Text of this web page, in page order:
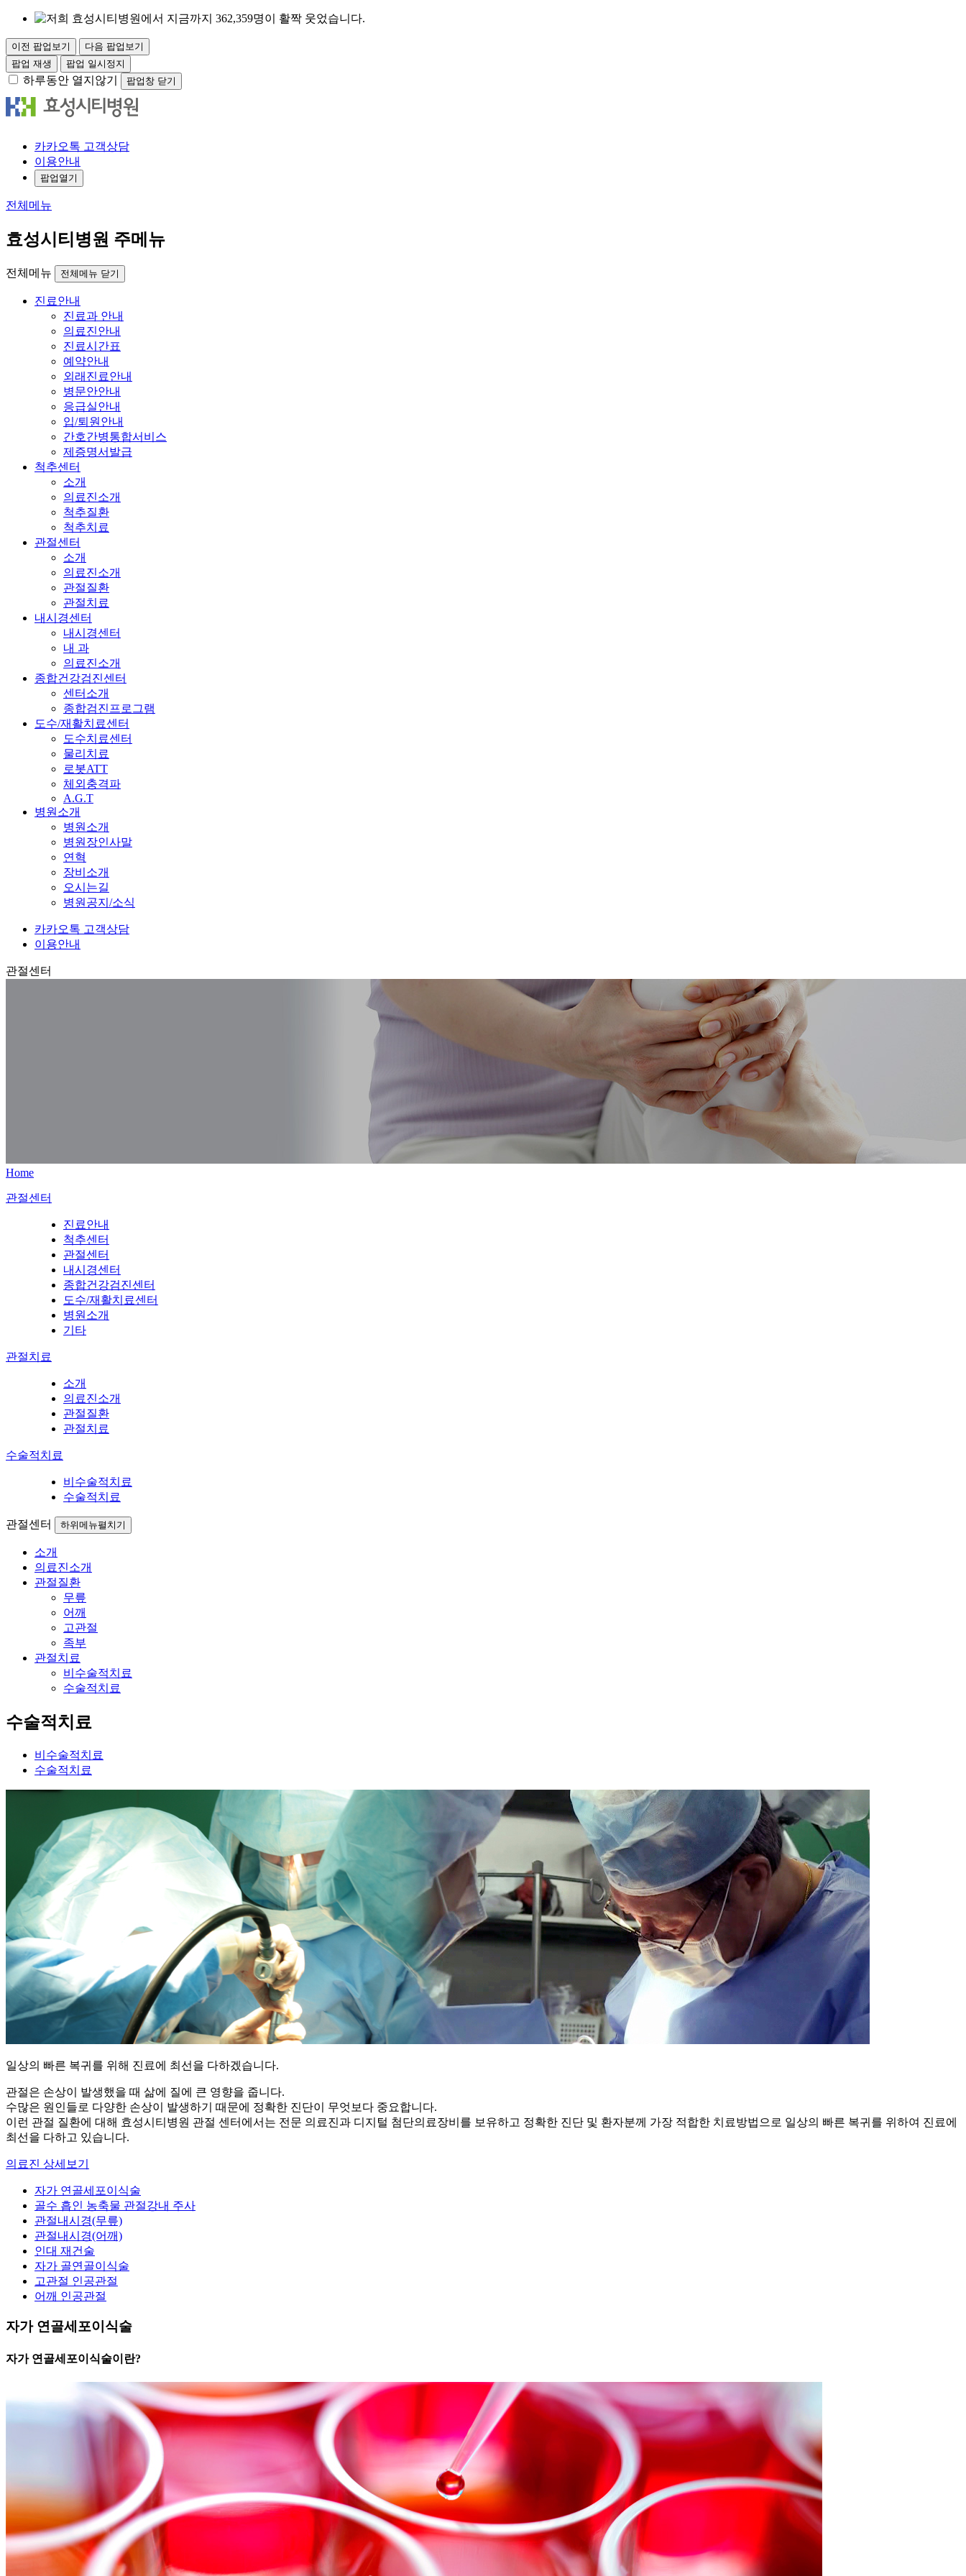
이전 팝업보기
다음 팝업보기
팝업 재생
팝업 일시정지
하루동안 열지않기 팝업창 닫기
카카오톡 고객상담
이용안내
팝업열기
전체메뉴
효성시티병원 주메뉴
전체메뉴 전체메뉴 닫기
진료안내
진료과 안내
의료진안내
진료시간표
예약안내
외래진료안내
병문안안내
응급실안내
입/퇴원안내
간호간병통합서비스
제증명서발급
척추센터
소개
의료진소개
척추질환
척추치료
관절센터
소개
의료진소개
관절질환
관절치료
내시경센터
내시경센터
내 과
의료진소개
종합건강검진센터
센터소개
종합검진프로그램
도수/재활치료센터
도수치료센터
물리치료
로봇ATT
체외충격파
A.G.T
병원소개
병원소개
병원장인사말
연혁
장비소개
오시는길
병원공지/소식
카카오톡 고객상담
이용안내
관절센터
Home
관절센터
진료안내
척추센터
관절센터
내시경센터
종합건강검진센터
도수/재활치료센터
병원소개
기타
관절치료
소개
의료진소개
관절질환
관절치료
수술적치료
비수술적치료
수술적치료
관절센터 하위메뉴펼치기
소개
의료진소개
관절질환
무릎
어깨
고관절
족부
관절치료
비수술적치료
수술적치료
수술적치료
비수술적치료
수술적치료
일상의 빠른 복귀를 위해 진료에 최선을 다하겠습니다.
관절은 손상이 발생했을 때 삶에 질에 큰 영향을 줍니다.
수많은 원인들로 다양한 손상이 발생하기 때문에 정확한 진단이 무엇보다 중요합니다.
이런 관절 질환에 대해 효성시티병원 관절 센터에서는 전문 의료진과 디지털 첨단의료장비를 보유하고 정확한 진단 및 환자분께 가장 적합한 치료방법으로 일상의 빠른 복귀를 위하여 진료에
최선을 다하고 있습니다.
의료진 상세보기
자가 연골세포이식술
골수 흡인 농축물 관절강내 주사
관절내시경(무릎)
관절내시경(어깨)
인대 재건술
자가 골연골이식술
고관절 인공관절
어깨 인공관절
자가 연골세포이식술
자가 연골세포이식술이란?